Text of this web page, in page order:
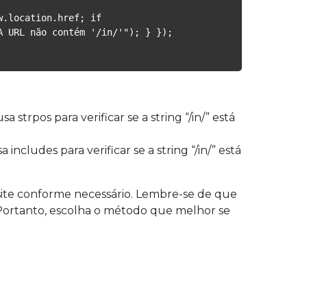
if
URL não contém '/in/'"); } });
strpos para verificar se a string “/in/” está
para verificar se a string “/in/” está
conforme necessário. Lembre-se de que
escolha o método que melhor se